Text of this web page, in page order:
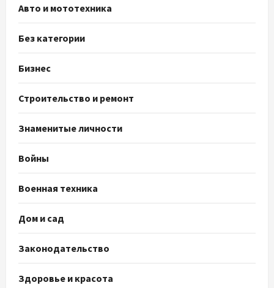
Авто и мототехника
Без категории
Бизнес
Строительство и ремонт
Знаменитые личности
Войны
Военная техника
Дом и сад
Законодательство
Здоровье и красота